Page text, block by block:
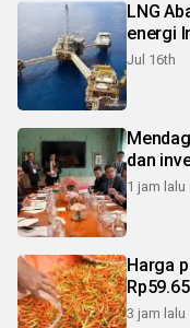
LNG
energi
Jul 16th
dan
1 jam lalu
Harga
3 jam lalu